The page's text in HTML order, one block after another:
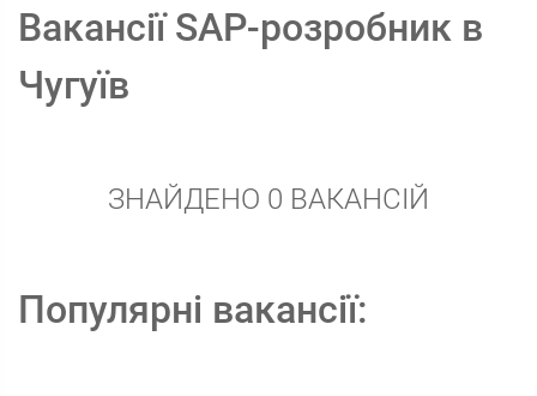
Вакансії SAP-розробник в
Чугуїв
ЗНАЙДЕНО 0 ВАКАНСІЙ
Популярні вакансії: